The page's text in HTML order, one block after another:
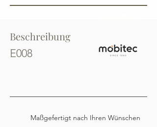
Beschreibung
E008
Maßgefertigt nach Ihren Wünschen